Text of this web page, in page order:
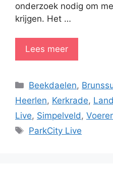
onderzoek nodig om
krijgen. Het …
Lees meer
Categorieën
Beekdaelen,
Heerlen, Kerkrade,
Live, Simpelveld,
Tags
ParkCity Live